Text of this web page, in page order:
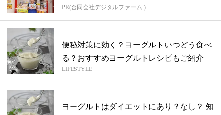
PR(合同会社デジタルファーム )
便秘対策に効く？ヨーグルトいつどう食べ
る？おすすめヨーグルトレシピもご紹介
LIFESTYLE
ヨーグルトはダイエットにあり？なし？ 知